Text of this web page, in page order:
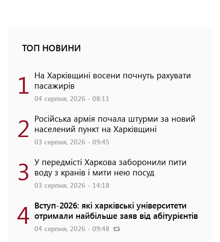
ТОП НОВИНИ
1 На Харківщині восени почнуть рахувати
пасажирів
04 серпня, 2026 - 08:11
2 Російська армія почала штурми за новий
населений пункт на Харківщині
03 серпня, 2026 - 09:45
3 У передмісті Харкова заборонили пити
воду з кранів і мити нею посуд
03 серпня, 2026 - 14:18
4 Вступ-2026: які харківські університети
отримали найбільше заяв від абітурієнтів
04 серпня, 2026 - 09:48